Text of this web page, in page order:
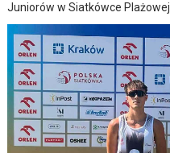
Juniorów w Siatkówce Plażowej